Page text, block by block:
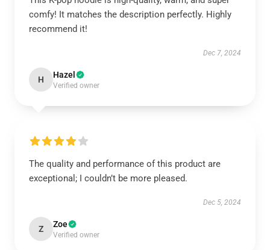
comfy! It matches the description perfectly. Highly
recommend it!
Dec 7, 2024
H Hazel
Verified owner
The quality and performance of this product are
exceptional; I couldn’t be more pleased.
Dec 5, 2024
Z Zoe
Verified owner